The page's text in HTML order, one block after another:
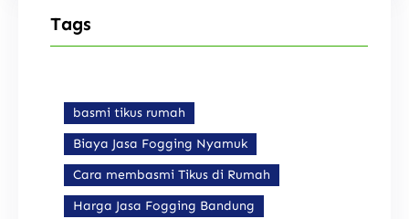
Tags
basmi tikus rumah
Biaya Jasa Fogging Nyamuk
Cara membasmi Tikus di Rumah
Harga Jasa Fogging Bandung